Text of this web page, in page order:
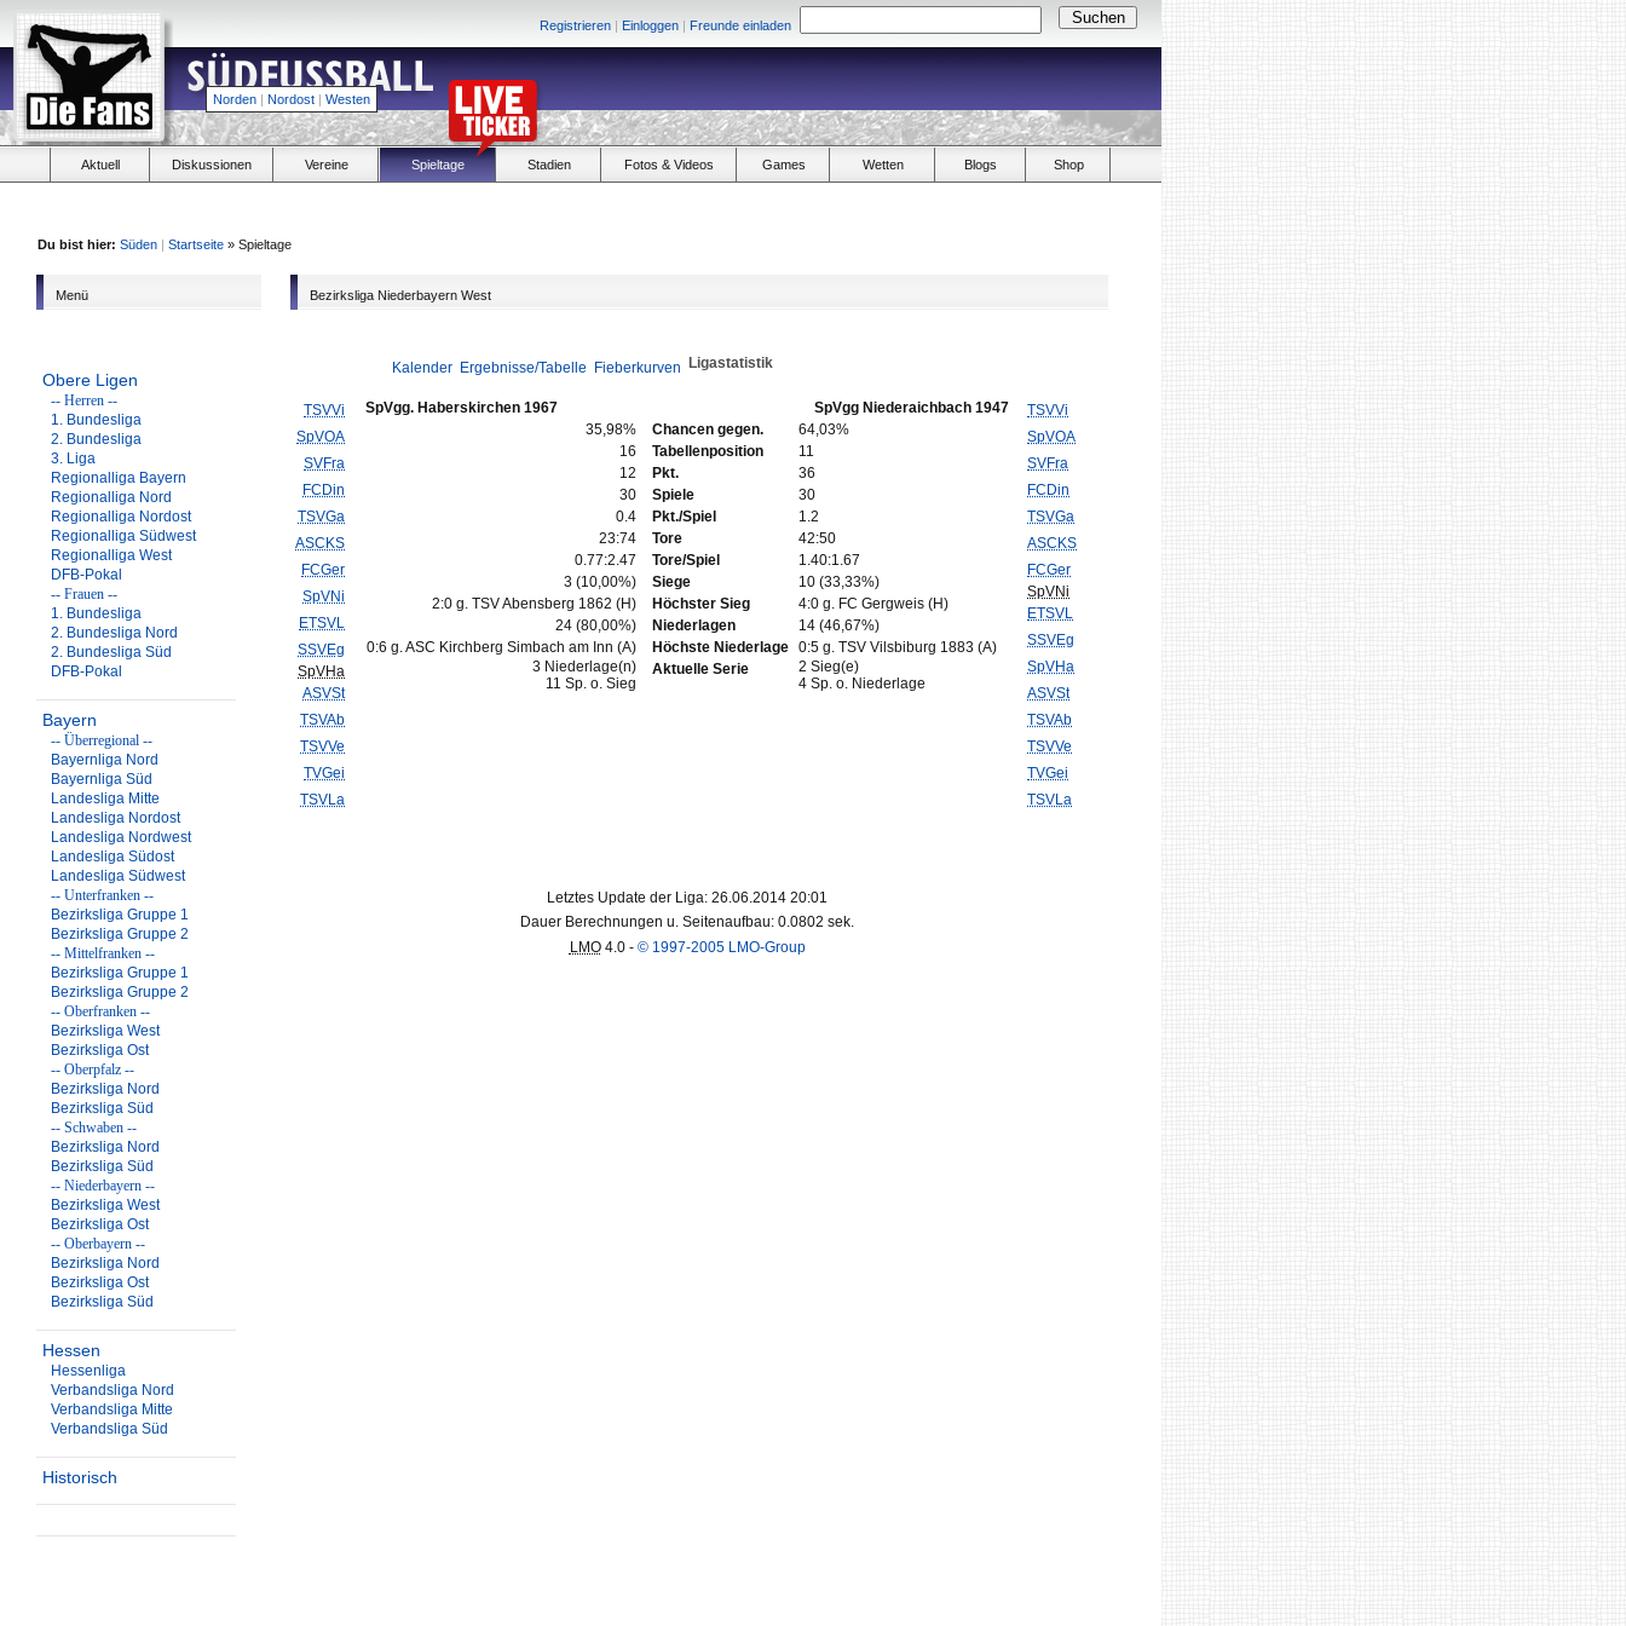
Registrieren | Einloggen | Freunde einladen
Norden | Nordost | Westen
Aktuell Diskussionen Vereine Spieltage Stadien Fotos & Videos Games Wetten Blogs Shop
Du bist hier: Süden | Startseite » Spieltage
Menü
Obere Ligen
-- Herren --
1. Bundesliga
2. Bundesliga
3. Liga
Regionalliga Bayern
Regionalliga Nord
Regionalliga Nordost
Regionalliga Südwest
Regionalliga West
DFB-Pokal
-- Frauen --
1. Bundesliga
2. Bundesliga Nord
2. Bundesliga Süd
DFB-Pokal
Bayern
-- Überregional --
Bayernliga Nord
Bayernliga Süd
Landesliga Mitte
Landesliga Nordost
Landesliga Nordwest
Landesliga Südost
Landesliga Südwest
-- Unterfranken --
Bezirksliga Gruppe 1
Bezirksliga Gruppe 2
-- Mittelfranken --
Bezirksliga Gruppe 1
Bezirksliga Gruppe 2
-- Oberfranken --
Bezirksliga West
Bezirksliga Ost
-- Oberpfalz --
Bezirksliga Nord
Bezirksliga Süd
-- Schwaben --
Bezirksliga Nord
Bezirksliga Süd
-- Niederbayern --
Bezirksliga West
Bezirksliga Ost
-- Oberbayern --
Bezirksliga Nord
Bezirksliga Ost
Bezirksliga Süd
Hessen
Hessenliga
Verbandsliga Nord
Verbandsliga Mitte
Verbandsliga Süd
Historisch
Bezirksliga Niederbayern West
Kalender Ergebnisse/Tabelle Fieberkurven Ligastatistik
TSVVi
SpVOA
SVFra
FCDin
TSVGa
ASCKS
FCGer
SpVNi
ETSVL
SSVEg
SpVHa
ASVSt
TSVAb
TSVVe
TVGei
TSVLa
SpVgg. Haberskirchen 1967
SpVgg Niederaichbach 1947
35,98%
Chancen gegen.
64,03%
16
Tabellenposition
11
12
Pkt.
36
30
Spiele
30
0.4
Pkt./Spiel
1.2
23:74
Tore
42:50
0.77:2.47
Tore/Spiel
1.40:1.67
3 (10,00%)
Siege
10 (33,33%)
2:0 g. TSV Abensberg 1862 (H)
Höchster Sieg
4:0 g. FC Gergweis (H)
24 (80,00%)
Niederlagen
14 (46,67%)
0:6 g. ASC Kirchberg Simbach am Inn (A)
Höchste Niederlage 0:5 g. TSV Vilsbiburg 1883 (A)
3 Niederlage(n)
11 Sp. o. Sieg
Aktuelle Serie
2 Sieg(e)
4 Sp. o. Niederlage
TSVVi
SpVOA
SVFra
FCDin
TSVGa
ASCKS
FCGer
SpVNi
ETSVL
SSVEg
SpVHa
ASVSt
TSVAb
TSVVe
TVGei
TSVLa
Letztes Update der Liga: 26.06.2014 20:01
Dauer Berechnungen u. Seitenaufbau: 0.0802 sek.
LMO4.0 - © 1997-2005 LMO-Group